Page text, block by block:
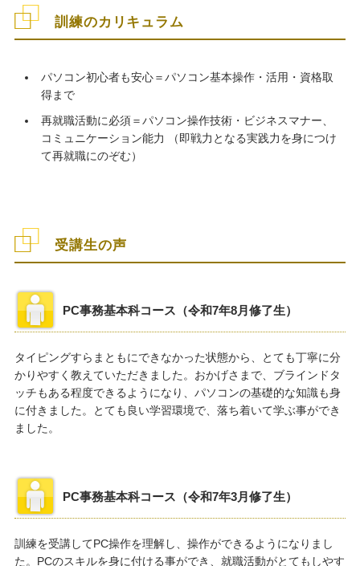
訓練のカリキュラム
パソコン初心者も安心＝パソコン基本操作・活用・資格取
得まで
再就職活動に必須＝パソコン操作技術・ビジネスマナー、
コミュニケーション能力 （即戦力となる実践力を身につけ
て再就職にのぞむ）
受講生の声
PC事務基本科コース（令和7年8月修了生）
タイピングすらまともにできなかった状態から、とても丁寧に分
かりやすく教えていただきました。おかげさまで、ブラインドタ
ッチもある程度できるようになり、パソコンの基礎的な知識も身
に付きました。とても良い学習環境で、落ち着いて学ぶ事ができ
ました。
PC事務基本科コース（令和7年3月修了生）
訓練を受講してPC操作を理解し、操作ができるようになりまし
た。PCのスキルを身に付ける事ができ、就職活動がとてもしやす